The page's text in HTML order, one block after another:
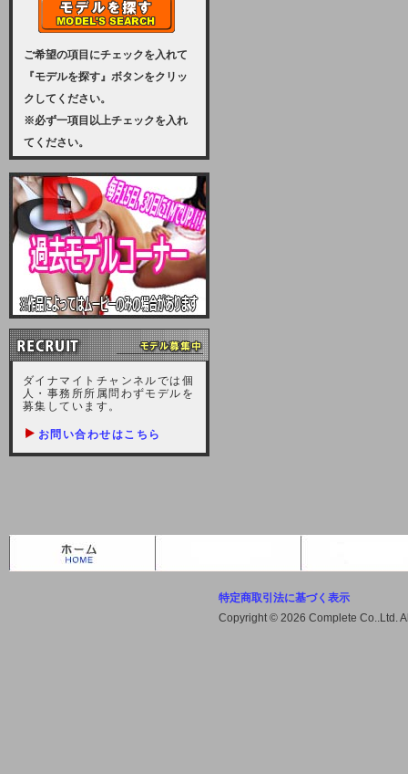
2023-08-31 (木)
【サーバーメンテナンス実施のお知
らせ】
2023年 9月10日（日曜日）午前8：
サーバーメンテナンスを実施いたし
ます。その為、アクセスはできませ
ますが、ご理解の程を宜しくお願い
致します。
2022-09-01 (木)
【サーバーメンテナンスのお知ら
せ】
9月10日（土曜日）AM6：00から
AM8：00（予定）サーバーメンテ
ナンスを致します。ご迷惑をおかけ
しますが、宜しくお願い致します。
2021-10-22 (金)
2021/10/7に起きました地震によ
不安定な状況もあります。会員様に
は、ご不便をお掛けしますが宜しく
ご希望の項目にチェックを入れて
『モデルを探す』ボタンをクリッ
クしてください。
※必ず一項目以上チェックを入れ
てください。
ダイナマイトチャンネルでは個
人・事務所所属問わずモデルを
募集しています。
お問い合わせはこちら
特定商取引法に基づく表示
Copyright © 2026 Complete Co..Ltd.